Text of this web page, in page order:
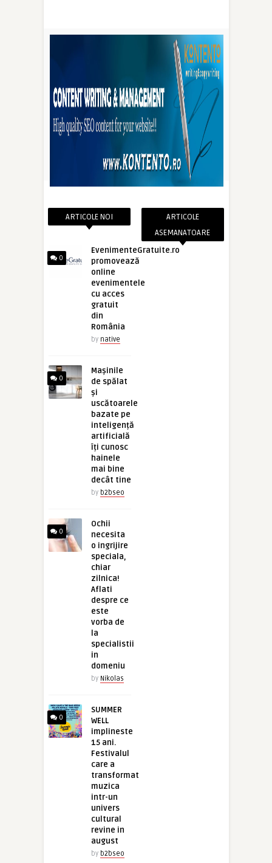
ARTICOLE NOI
0
EvenimenteGratuite.ro
promovează
online
evenimentele
cu acces
gratuit
din
România
by native
0
Mașinile
de spălat
și
uscătoarele
bazate pe
inteligență
artificială
îți cunosc
hainele
mai bine
decât tine
by b2bseo
0
Ochii
necesita
o ingrijire
speciala,
chiar
zilnica!
Aflati
despre ce
este
vorba de
la
specialistii
in
domeniu
by Nikolas
0
SUMMER
WELL
implineste
15 ani.
Festivalul
care a
transformat
muzica
intr-un
univers
cultural
revine in
august
by b2bseo
ARTICOLE
ASEMANATOARE